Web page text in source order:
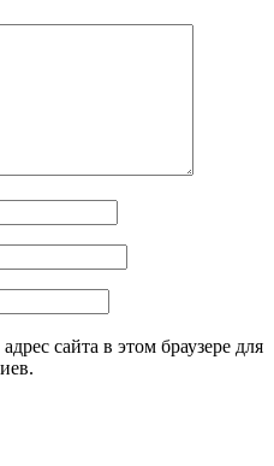
сайта в этом браузере для